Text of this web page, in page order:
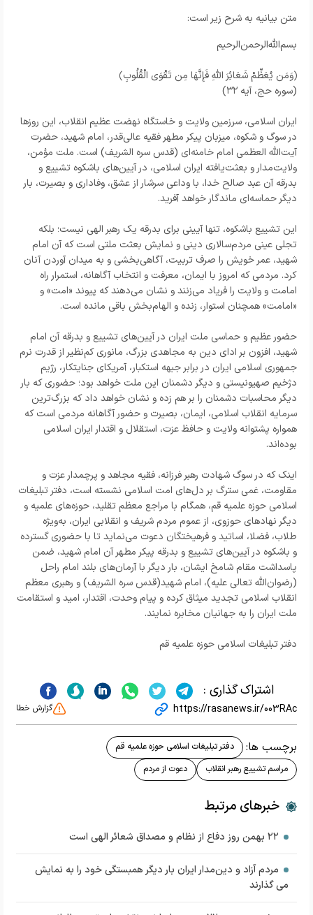
متن بیانیه به شرح زیر است:
بسم‌الله‌الرحمن‌الرحیم
﴿وَمَن يُعَظِّمْ شَعَائِرَ اللَّهِ فَإِنَّهَا مِن تَقْوَى الْقُلُوبِ﴾
(سوره حج، آیه ۳۲)
ایران اسلامی، سرزمین ولایت و خاستگاه نهضت عظیم انقلاب، این روزها
در سوگ و شکوه، میزبان پیکر مطهر فقیه عالی‌قدر، امام شهید، حضرت
آیت‌الله العظمی امام خامنه‌ای (قدس سره الشریف) است. ملت مؤمن،
ولایت‌مدار و بعثت‌یافته ایران اسلامی، در آیین‌های باشکوه تشییع و
بدرقه آن عبد صالح خدا، با وداعی سرشار از عشق، وفاداری و بصیرت، بار
دیگر حماسه‌ای ماندگار خواهد آفرید.
این تشییع باشکوه، تنها آیینی برای بدرقه یک رهبر الهی نیست؛ بلکه
تجلی عینی مردم‌سالاری دینی و نمایش بعثت ملتی است که آن امام
شهید، عمر خویش را صرف تربیت، آگاهی‌بخشی و به میدان آوردن آنان
کرد. مردمی که امروز با ایمان، معرفت و انتخاب آگاهانه، استمرار راه
امامت و ولایت را فریاد می‌زنند و نشان می‌دهند که پیوند «امت» و
«امامت» همچنان استوار، زنده و الهام‌بخش باقی مانده است.
حضور عظیم و حماسی ملت ایران در آیین‌های تشییع و بدرقه آن امام
شهید، افزون بر ادای دین به مجاهدی بزرگ، مانوری کم‌نظیر از قدرت نرم
جمهوری اسلامی ایران در برابر جبهه استکبار، آمریکای جنایتکار، رژیم
دژخیم صهیونیستی و دیگر دشمنان این ملت خواهد بود؛ حضوری که بار
دیگر محاسبات دشمنان را بر هم زده و نشان خواهد داد که بزرگ‌ترین
سرمایه انقلاب اسلامی، ایمان، بصیرت و حضور آگاهانه مردمی است که
همواره پشتوانه ولایت و حافظ عزت، استقلال و اقتدار ایران اسلامی
بوده‌اند.
اینک که در سوگ شهادت رهبر فرزانه، فقیه مجاهد و پرچمدار عزت و
مقاومت، غمی سترگ بر دل‌های امت اسلامی نشسته است، دفتر تبلیغات
اسلامی حوزه علمیه قم، همگام با مراجع معظم تقلید، حوزه‌های علمیه و
دیگر نهادهای حوزوی، از عموم مردم شریف و انقلابی ایران، به‌ویژه
طلاب، فضلا، اساتید و فرهیختگان دعوت می‌نماید تا با حضوری گسترده
و باشکوه در آیین‌های تشییع و بدرقه پیکر مطهر آن امام شهید، ضمن
پاسداشت مقام شامخ ایشان، بار دیگر با آرمان‌های بلند امام راحل
(رضوان‌الله تعالی علیه)، امام شهید(قدس سره الشریف) و رهبری معظم
انقلاب اسلامی تجدید میثاق کرده و پیام وحدت، اقتدار، امید و استقامت
ملت ایران را به جهانیان مخابره نمایند.
دفتر تبلیغات اسلامی حوزه علمیه قم
اشتراک گذاری :
https://rasanews.ir/003RAc گزارش خطا
برچسب ها:
دفتر تبلیغات اسلامی حوزه علمیه قم
مراسم تشییع رهبر انقلاب
دعوت از مردم
خبرهای مرتبط
۲۲ بهمن روز دفاع از نظام و مصداق شعائر الهی است
مردم آزاد و دین‌مدار ایران بار دیگر همبستگی خود را به نمایش
می گذارند